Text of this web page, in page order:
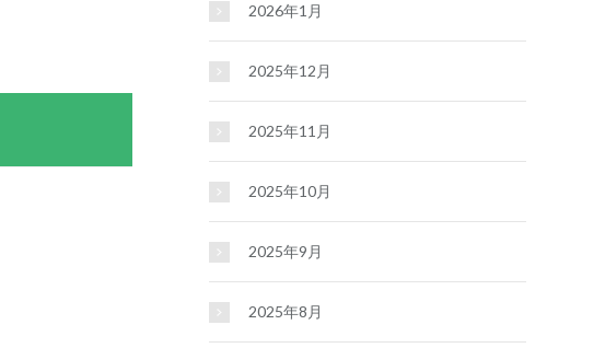
2026年1月
2025年12月
2025年11月
2025年10月
2025年9月
2025年8月